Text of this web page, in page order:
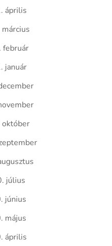
április
február
január
július
június
május
április